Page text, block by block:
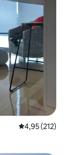
Prosječna
4,95 (212)